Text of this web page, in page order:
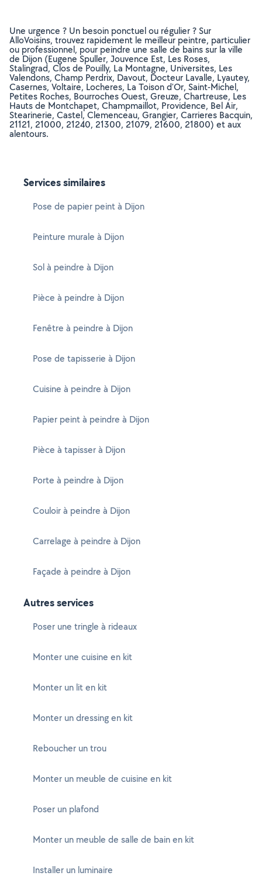
Une urgence ? Un besoin ponctuel ou régulier ? Sur
AlloVoisins, trouvez rapidement le meilleur peintre, particulier
ou professionnel, pour peindre une salle de bains sur la ville
de Dijon (Eugene Spuller, Jouvence Est, Les Roses,
Stalingrad, Clos de Pouilly, La Montagne, Universites, Les
Valendons, Champ Perdrix, Davout, Docteur Lavalle, Lyautey,
Casernes, Voltaire, Locheres, La Toison d'Or, Saint-Michel,
Petites Roches, Bourroches Ouest, Greuze, Chartreuse, Les
Hauts de Montchapet, Champmaillot, Providence, Bel Air,
Stearinerie, Castel, Clemenceau, Grangier, Carrieres Bacquin,
21121, 21000, 21240, 21300, 21079, 21600, 21800) et aux
alentours.
Services similaires
Pose de papier peint à Dijon
Peinture murale à Dijon
Sol à peindre à Dijon
Pièce à peindre à Dijon
Fenêtre à peindre à Dijon
Pose de tapisserie à Dijon
Cuisine à peindre à Dijon
Papier peint à peindre à Dijon
Pièce à tapisser à Dijon
Porte à peindre à Dijon
Couloir à peindre à Dijon
Carrelage à peindre à Dijon
Façade à peindre à Dijon
Autres services
Poser une tringle à rideaux
Monter une cuisine en kit
Monter un lit en kit
Monter un dressing en kit
Reboucher un trou
Monter un meuble de cuisine en kit
Poser un plafond
Monter un meuble de salle de bain en kit
Installer un luminaire